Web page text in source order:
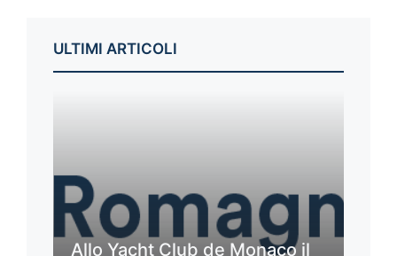
ULTIMI ARTICOLI
Allo Yacht Club de Monaco il